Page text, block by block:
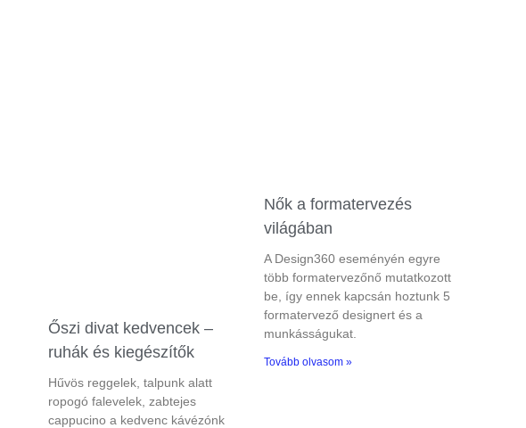
Őszi divat kedvencek –
ruhák és kiegészítők
Hűvös reggelek, talpunk alatt
ropogó falevelek, zabtejes
cappucino a kedvenc kávézónk
Nők a formatervezés
világában
A Design360 eseményén egyre
több formatervezőnő mutatkozott
be, így ennek kapcsán hoztunk 5
formatervező designert és a
munkásságukat.
Tovább olvasom »